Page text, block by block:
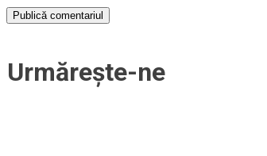
Urmărește-ne